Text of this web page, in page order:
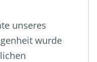
unseres
wurde